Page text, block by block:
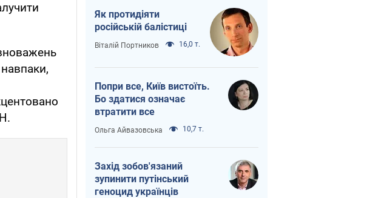
Як протидіяти
російській балістиці
Віталій Портников 16,0 т.
Попри все, Київ вистоїть.
Бо здатися означає
втратити все
Ольга Айвазовська 10,7 т.
Захід зобов'язаний
зупинити путінський
геноцид українців